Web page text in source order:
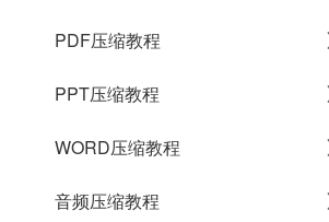
PDF压缩教程
PPT压缩教程
WORD压缩教程
音频压缩教程